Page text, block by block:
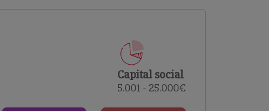
comerciais e analisar o risco de incumprimento dos
Capital social
5.001 - 25.000€